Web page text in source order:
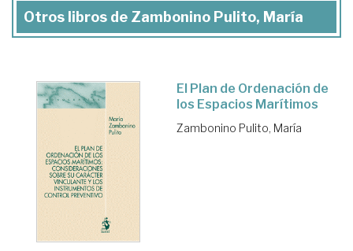
Otros libros de Zambonino Pulito, María
El Plan de Ordenación de
los Espacios Marítimos
Zambonino Pulito, María